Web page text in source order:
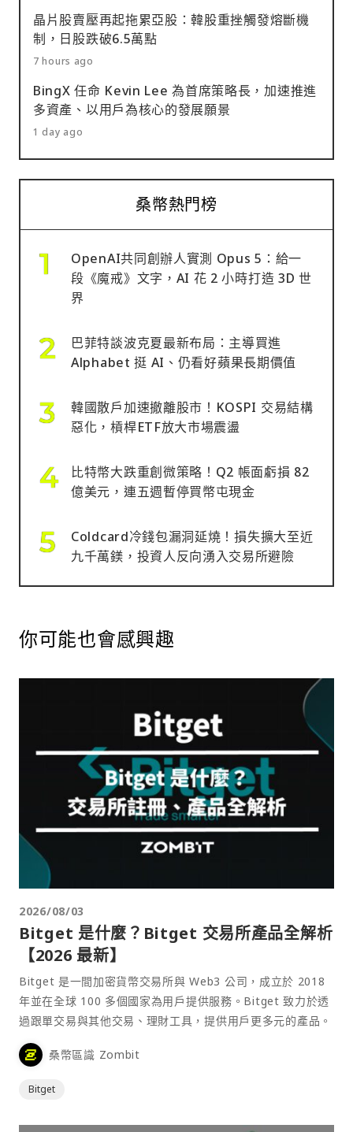
晶片股賣壓再起拖累亞股：韓股重挫觸發熔斷機
制，日股跌破6.5萬點
7 hours ago
BingX 任命 Kevin Lee 為首席策略長，加速推進
多資產、以用戶為核心的發展願景
1 day ago
桑幣熱門榜
OpenAI共同創辦人實測 Opus 5：給一
段《魔戒》文字，AI 花 2 小時打造 3D 世
界
巴菲特談波克夏最新布局：主導買進
Alphabet 挺 AI、仍看好蘋果長期價值
韓國散戶加速撤離股市！KOSPI 交易結構
惡化，槓桿ETF放大市場震盪
比特幣大跌重創微策略！Q2 帳面虧損 82
億美元，連五週暫停買幣屯現金
Coldcard冷錢包漏洞延燒！損失擴大至近
九千萬鎂，投資人反向湧入交易所避險
你可能也會感興趣
2026/08/03
Bitget 是什麼？Bitget 交易所產品全解析
【2026 最新】
Bitget 是一間加密貨幣交易所與 Web3 公司，成立於 2018
年並在全球 100 多個國家為用戶提供服務。Bitget 致力於透
過跟單交易與其他交易、理財工具，提供用戶更多元的產品。
桑幣區識 Zombit
Bitget